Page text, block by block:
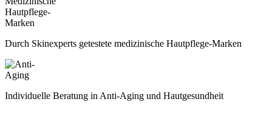
Durch Skinexperts getestete medizinische Hautpflege-Marken
Individuelle Beratung in Anti-Aging und Hautgesundheit